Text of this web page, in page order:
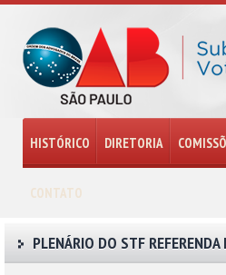
HISTÓRICO DIRETORIA
CONTATO
PLENÁRIO DO STF